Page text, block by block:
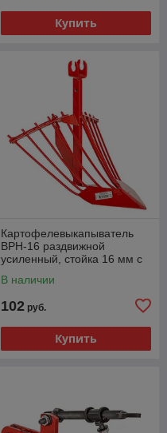
Купить
Картофелевыкапыватель
ВРН-16 раздвижной
усиленный, стойка 16 мм с
В наличии
102 руб.
Купить